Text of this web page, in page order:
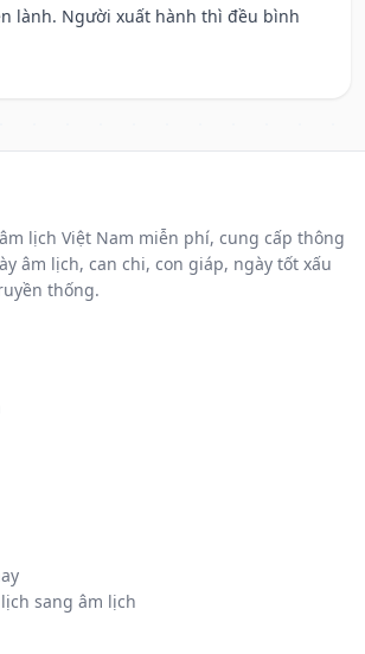
lành. Người xuất hành thì đều bình
lịch Việt Nam miễn phí, cung cấp thông
âm lịch, can chi, con giáp, ngày tốt xấu
thống.
sang âm lịch